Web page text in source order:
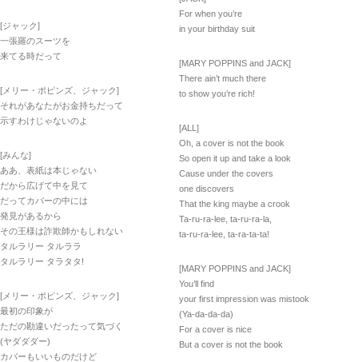
[ジャック]
一張羅のスーツを
来てる時だって
[メリー・ポピンズ、ジャック]
それがあなたがお金持ちだって
示すわけじゃないのよ
[みんな]
ああ、表紙は本じゃない
だから広げて中を見て
だってカバーの中には
発見があるから
その王様は詐欺師かもしれない
タルラリー タルララ
タルラリー タラタタ!
[メリー・ポピンズ、ジャック]
最初の印象が
ただの勘違いだったって気づく
(ヤダダダー)
カバーもいいものだけど
For when you’re
in your birthday suit
[MARY POPPINS and JACK]
There ain’t much there
to show you’re rich!
[ALL]
Oh, a cover is not the book
So open it up and take a look
Cause under the covers
one discovers
That the king maybe a crook
Ta-ru-ra-lee, ta-ru-ra-la,
ta-ru-ra-lee, ta-ra-ta-ta!
[MARY POPPINS and JACK]
You’ll find
your first impression was mistook
(Ya-da-da-da)
For a cover is nice
But a cover is not the book